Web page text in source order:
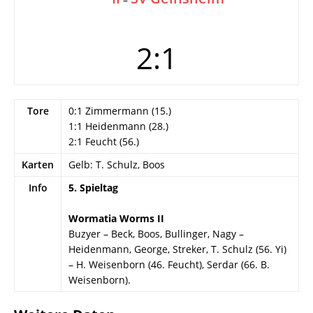
2:1
Tore
0:1 Zimmermann (15.)
1:1 Heidenmann (28.)
2:1 Feucht (56.)
Karten
Gelb: T. Schulz, Boos
Info
5. Spieltag
Wormatia Worms II
Buzyer – Beck, Boos, Bullinger, Nagy –
Heidenmann, George, Streker, T. Schulz (56. Yi)
– H. Weisenborn (46. Feucht), Serdar (66. B.
Weisenborn).